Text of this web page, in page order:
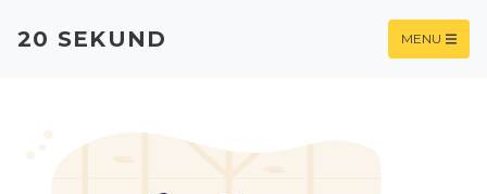
20 SEKUND MENU